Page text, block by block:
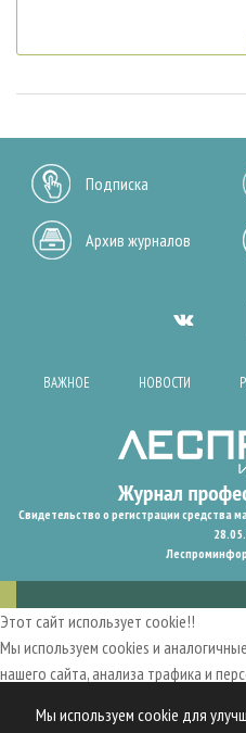
Мы используем cookie для
Подписка
Архив журналов
ВАЖНОЕ НОВОСТИ
Свидетельство о регистрации
Этот сайт использует cookie!!
Мы используем cookies и
нашего сайта, анализа трафика и
пользовательский опыт